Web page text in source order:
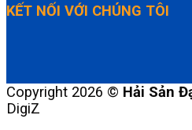
KẾT NỐI VỚI CHÚNG TÔI
Copyright 2026 © Hải Sản
DigiZ